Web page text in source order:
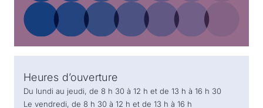
Heures d’ouverture
Du lundi au jeudi, de 8 h 30 à 12 h et de 13 h à 16 h 30
Le vendredi, de 8 h 30 à 12 h et de 13 h à 16 h